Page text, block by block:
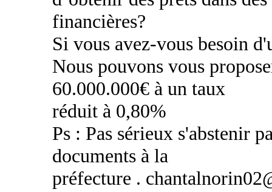
financières?
Si vous avez-vous besoin
Nous pouvons vous
60.000.000€ à un taux
réduit à 0,80%
Ps : Pas sérieux s'abstenir
documents à la
préfecture .